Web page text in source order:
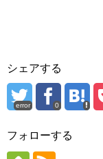
シェアする
error 0
フォローする